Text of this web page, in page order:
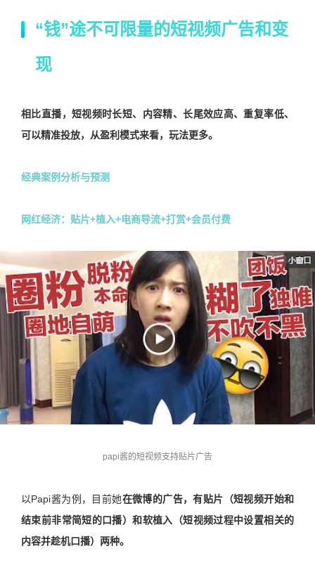
“钱”途不可限量的短视频广告和变
现
相比直播，短视频时长短、内容精、长尾效应高、重复率低、
可以精准投放，从盈利模式来看，玩法更多。
经典案例分析与预测
网红经济：贴片+植入+电商导流+打赏+会员付费
papi酱的短视频支持贴片广告
以Papi酱为例，目前她在微博的广告，有贴片（短视频开始和
结束前非常简短的口播）和软植入（短视频过程中设置相关的
内容并趁机口播）两种。